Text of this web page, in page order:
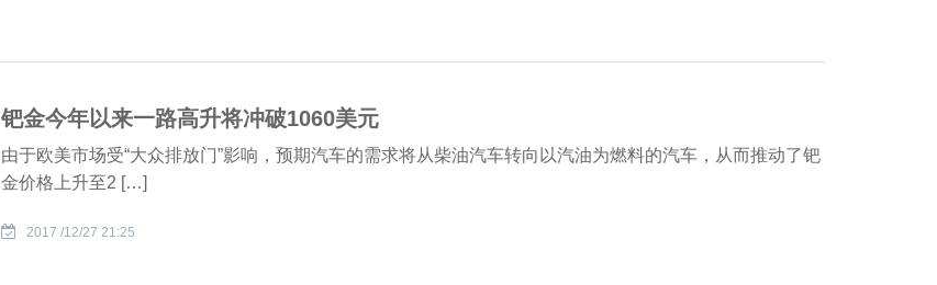
钯金今年以来一路高升将冲破1060美元
由于欧美市场受“大众排放门”影响，预期汽车的需求将从柴油汽车转向以汽油为燃料的汽车，从而推动了钯
金价格上升至2 […]
2017 /12/27 21:25